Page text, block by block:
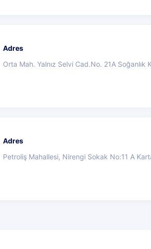
Adres
Orta Mah. Yalnız Selvi Cad.No. 21A Soğanlık
Adres
Petroliş Mahallesi, Nirengi Sokak No:11 A